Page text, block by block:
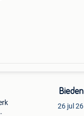
Bieden
26 jul 26